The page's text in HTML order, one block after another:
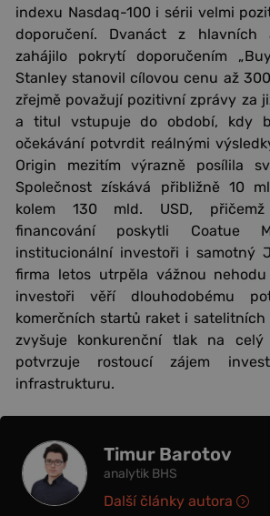
indexu Nasdaq-100 i sérii velmi
doporučení. Dvanáct z hlavních
zahájilo pokrytí doporučením
Stanley stanovil cílovou cenu až
zřejmě považují pozitivní zprávy za
a titul vstupuje do období, kdy
očekávání potvrdit reálnými
Origin mezitím výrazně posílila
Společnost získává přibližně 10
kolem 130 mld. USD,
financování poskytli Coatue
institucionální investoři i samotný
firma letos utrpěla vážnou
investoři věří dlouhodobému
komerčních startů raket i satelitních
zvyšuje konkurenční tlak na
potvrzuje rostoucí zájem
infrastrukturu.
Timur Barotov
analytik BHS
Další články autora